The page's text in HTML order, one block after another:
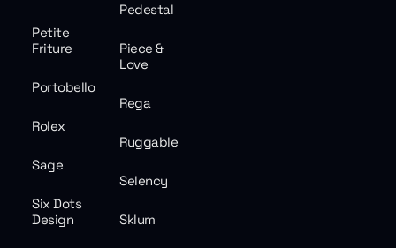
Pedestal
Petite
Friture
Piece &
Love
Portobello
Rega
Rolex
Ruggable
Sage
Selency
Six Dots
Design
Sklum